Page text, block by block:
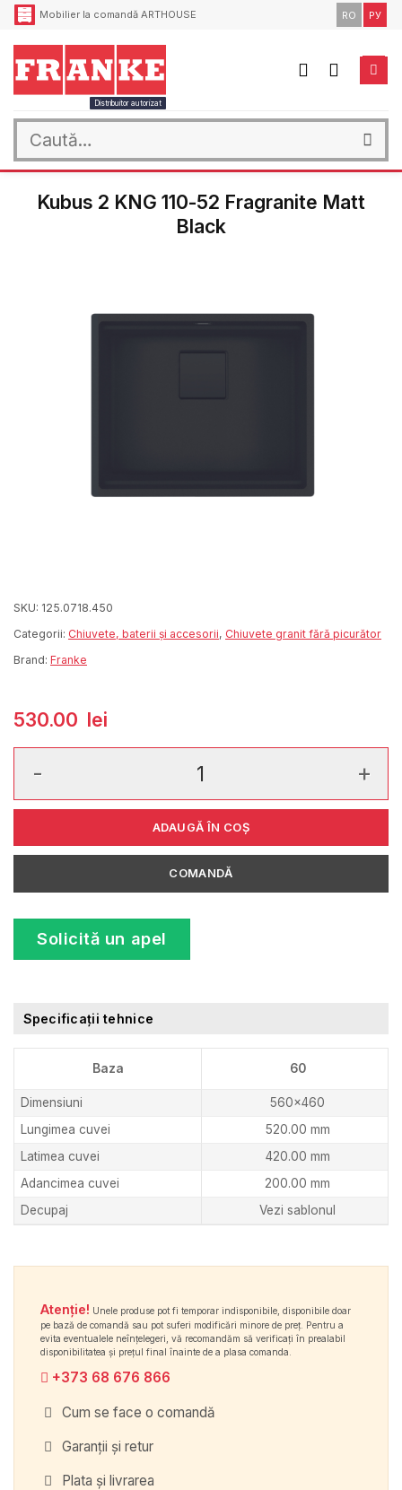
Skip
Mobilier la comandă ARTHOUSE RO РУ
Distribuitor autorizat
după:
Kubus 2 KNG 110-52 Fragranite Matt
Black
SKU: 125.0718.450
Categorii: Chiuvete, baterii și accesorii, Chiuvete granit fără picurător
Brand: Franke
530.00 lei
ADAUGĂ ÎN COȘ
COMANDĂ
Solicită un apel
Specificații tehnice
Baza 60
Dimensiuni
560×460
Lungimea cuvei
520.00 mm
Latimea cuvei
420.00 mm
Adancimea cuvei
200.00 mm
Decupaj
Vezi sablonul
Atenție! Unele produse pot fi temporar indisponibile, disponibile doar
pe bază de comandă sau pot suferi modificări minore de preț. Pentru a
evita eventualele neînțelegeri, vă recomandăm să verificați în prealabil
disponibilitatea și prețul final înainte de a plasa comanda.
+373 68 676 866
Cum se face o comandă
Garanții și retur
Plata și livrarea